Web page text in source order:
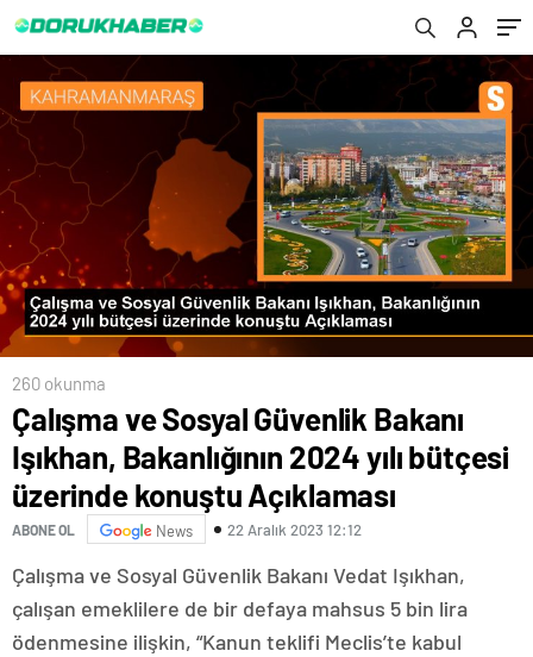
260 okunma
Çalışma ve Sosyal Güvenlik Bakanı
Işıkhan, Bakanlığının 2024 yılı bütçesi
üzerinde konuştu Açıklaması
ABONE OL News 22 Aralık 2023 12:12
Çalışma ve Sosyal Güvenlik Bakanı Vedat Işıkhan,
çalışan emeklilere de bir defaya mahsus 5 bin lira
ödenmesine ilişkin, “Kanun teklifi Meclis’te kabul